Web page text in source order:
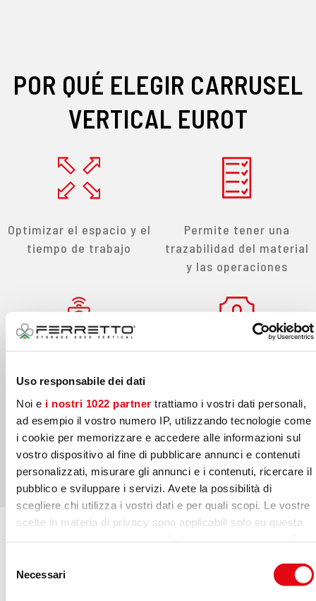
Uso responsabile dei dati
Noi e i nostri 1022 partner trattiamo i vostri dati personali,
ad esempio il vostro numero IP, utilizzando tecnologie come
i cookie per memorizzare e accedere alle informazioni sul
vostro dispositivo al fine di pubblicare annunci e contenuti
personalizzati, misurare gli annunci e i contenuti, ricercare il
pubblico e sviluppare i servizi. Avete la possibilità di
scegliere chi utilizza i vostri dati e per quali scopi. Le vostre
scelte in materia di privacy sono applicabili solo su questa
qualsiasi momento dalla Dichiarazione sui cookie o facendo
delNecessari
POR QUÉ ELEGIR CARRUSEL
VERTICAL EUROT
Optimizar el espacio y el
tiempo de trabajo
Permite tener una
trazabilidad del material
y las operaciones
archivo y consultarlo a
distancia
LA GESTIÓN DEL ARCHIVO ROTATIVO ES FÁCIL Y